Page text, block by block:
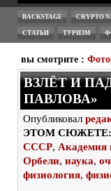
BACKSTAGE CRYPTO
СТАТЬИ ТУРИЗМ
вы смотрите :
ВЗЛЁТ И
ПАВЛОВА»
Опубликовал
ЭТОМ СЮЖЕТЕ:
СССР,
Орбели, наука,
физиология,